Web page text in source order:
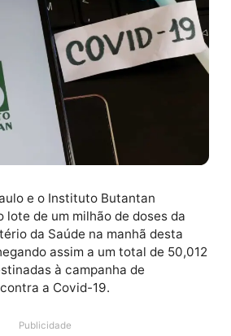
e o Instituto Butantan
lote de um milhão de doses da
assim a um total de